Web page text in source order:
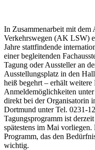
In Zusammenarbeit mit dem
Verkehrswegen (AK LSW)
Jahre stattfindende
einer begleitenden
Tagung oder Aussteller an
Ausstellungsplatz in den
heiß begehrt – erhält
Anmeldemöglichkeiten unter
direkt bei der Organisatorin
Dortmund unter Tel. 0231-
Tagungsprogramm ist
spätestens im Mai
Programm, das den
wichtig.